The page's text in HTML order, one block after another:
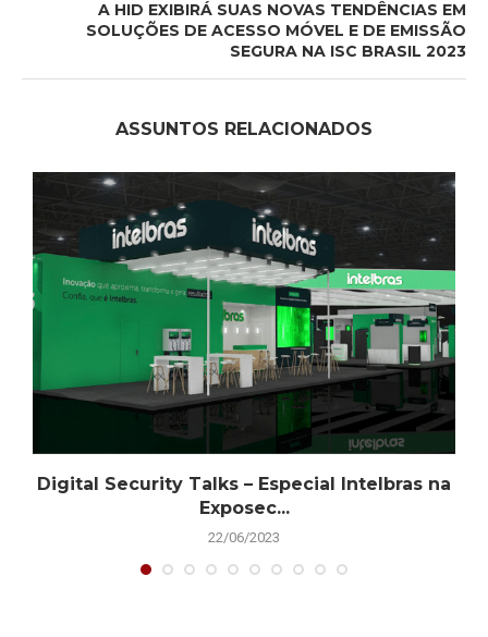
A HID EXIBIRÁ SUAS NOVAS TENDÊNCIAS EM
SOLUÇÕES DE ACESSO MÓVEL E DE EMISSÃO
SEGURA NA ISC BRASIL 2023
ASSUNTOS RELACIONADOS
Digital Security Talks – Especial Intelbras na
Exposec...
22/06/2023